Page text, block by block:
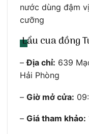
nước dùng đậm
cưỡng
Lẩu cua đồng
–Địa chỉ: 639
Hải Phòng
– Giờ mở cửa:
– Giá tham khảo: